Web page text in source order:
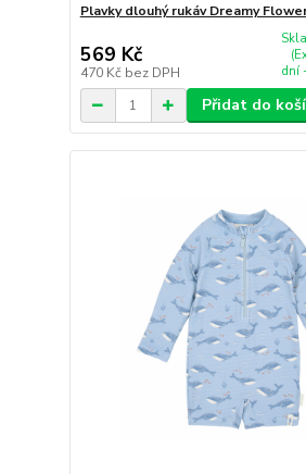
Plavky dlouhý rukáv Dreamy
569 Kč
470 Kč bez DPH
dní
Přidat do